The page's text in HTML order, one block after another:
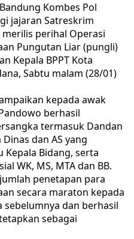
Kombes Pol
jajaran Satreskrim
perihal Operasi
Pungutan Liar (pungli)
Kepala BPPT Kota
Sabtu malam (28/01)
kepada awak
berhasil
termasuk Dandan
dan AS yang
Kepala Bidang, serta
WK, MS, MTA dan BB.
penetapan para
secara maraton kepada
sebelumnya dan berhasil
sebagai